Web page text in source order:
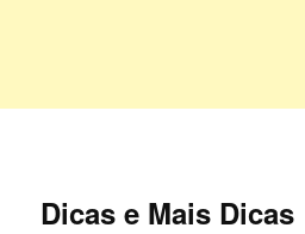
Dicas e Mais Dicas